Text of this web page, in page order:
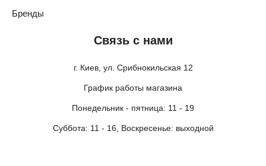
Связь с нами
г. Киев, ул. Срибнокильская 12
График работы магазина
Понедельник - пятница: 11 - 19
Суббота: 11 - 16, Воскресенье: выходной
Бренды